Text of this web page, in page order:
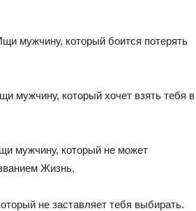
мужчину, который боится потерять
мужчину, который хочет взять тебя в
мужчину, который не может
Жизнь.
не заставляет тебя выбирать.